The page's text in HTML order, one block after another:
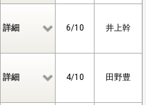
詳細 6/10 井上幹
詳細 4/10 田野豊